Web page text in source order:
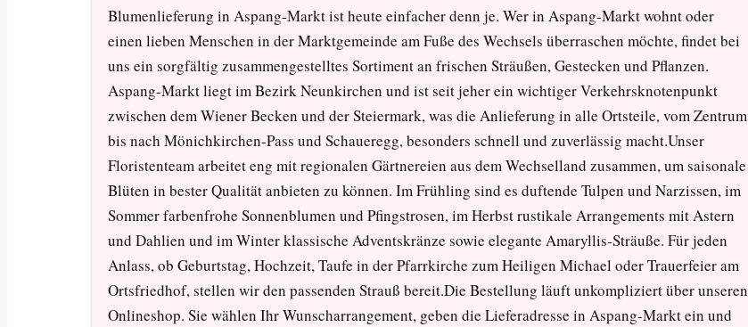
Blumenlieferung in Aspang-Markt ist heute einfacher denn je. Wer in Aspang-Markt wohnt oder
einen lieben Menschen in der Marktgemeinde am Fuße des Wechsels überraschen möchte, findet bei
uns ein sorgfältig zusammengestelltes Sortiment an frischen Sträußen, Gestecken und Pflanzen.
Aspang-Markt liegt im Bezirk Neunkirchen und ist seit jeher ein wichtiger Verkehrsknotenpunkt
zwischen dem Wiener Becken und der Steiermark, was die Anlieferung in alle Ortsteile, vom Zentrum
bis nach Mönichkirchen-Pass und Schaueregg, besonders schnell und zuverlässig macht.Unser
Floristenteam arbeitet eng mit regionalen Gärtnereien aus dem Wechselland zusammen, um saisonale
Blüten in bester Qualität anbieten zu können. Im Frühling sind es duftende Tulpen und Narzissen, im
Sommer farbenfrohe Sonnenblumen und Pfingstrosen, im Herbst rustikale Arrangements mit Astern
und Dahlien und im Winter klassische Adventskränze sowie elegante Amaryllis-Sträuße. Für jeden
Anlass, ob Geburtstag, Hochzeit, Taufe in der Pfarrkirche zum Heiligen Michael oder Trauerfeier am
Ortsfriedhof, stellen wir den passenden Strauß bereit.Die Bestellung läuft unkompliziert über unseren
Onlineshop. Sie wählen Ihr Wunscharrangement, geben die Lieferadresse in Aspang-Markt ein und